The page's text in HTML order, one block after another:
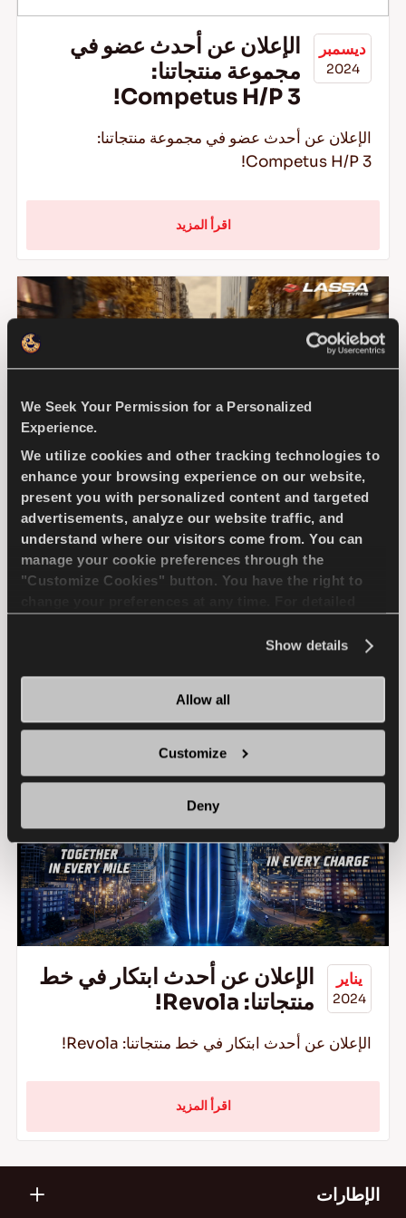
We Seek Your Permission for a Personalized
Experience.
We utilize cookies and other tracking technologies to
enhance your browsing experience on our website,
present you with personalized content and targeted
advertisements, analyze our website traffic, and
understand where our visitors come from. You can
manage your cookie preferences through the
"Customize Cookies" button. You have the right to
Show details
Allow all
Customize
Deny
AR
نصائح للقيادة في الثلج
ديسمبر
2024
الإعلان عن أحدث عضو في
مجموعة منتجاتنا:
Competus H/P 3!
الإعلان عن أحدث عضو في مجموعة منتجاتنا:
Competus H/P 3!
اقرأ المزيد
يناير
2024
شاهدوا هذه الرحلة معنا: معًا في
كل ميل!
بفضل القوة والثقة التي تمنحنا إياها مسيرتنا معًا في
كل ميل، نحن فخورون بثباتنا في مواجهة العقبات،
ومواصلة مسيرتنا حتى في أصعب التحديات، والتكيف
مع كل الظروف. إطارات Lassa هي رفيقك على
الطريق مهما كانت الظروف؛ كما نقول دائمًا ”معًا في
اقرأ المزيد
يناير
2024
الإعلان عن أحدث ابتكار في خط
منتجاتنا: Revola!
الإعلان عن أحدث ابتكار في خط منتجاتنا: Revola!
اقرأ المزيد
الإطارات